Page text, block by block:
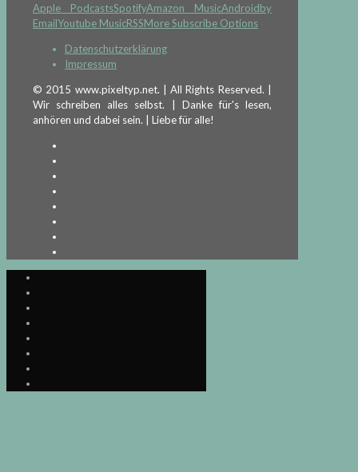
Apple PodcastsSpotifyAmazon MusicAndroidby
EmailYoutube MusicRSSMore Subscribe Options
Datenschutzerklärung
Impressum
© 2015 www.pixeltyp.net. | All Rights Reserved. |
Wir schreiben alles selbst. | Danke für's lesen,
anhören und dabei sein. | Liebe für alle!